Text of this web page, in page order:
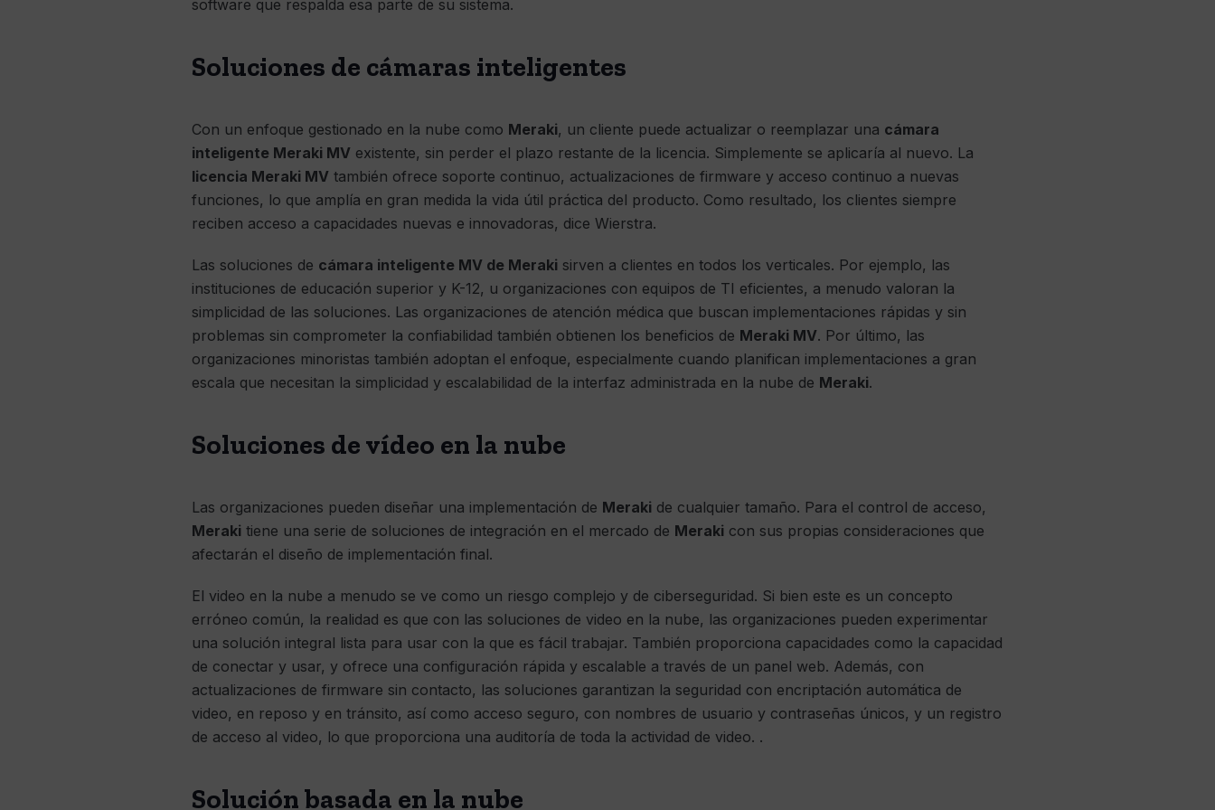
software que respalda esa parte de su sistema.
Soluciones de cámaras inteligentes
Con un enfoque gestionado en la nube como Meraki, un cliente puede actualizar o reemplazar una cámara
inteligente Meraki MV existente, sin perder el plazo restante de la licencia. Simplemente se aplicaría al nuevo. La
licencia Meraki MV también ofrece soporte continuo, actualizaciones de firmware y acceso continuo a nuevas
funciones, lo que amplía en gran medida la vida útil práctica del producto. Como resultado, los clientes siempre
reciben acceso a capacidades nuevas e innovadoras, dice Wierstra.
Las soluciones de cámara inteligente MV de Meraki sirven a clientes en todos los verticales. Por ejemplo, las
instituciones de educación superior y K-12, u organizaciones con equipos de TI eficientes, a menudo valoran la
simplicidad de las soluciones. Las organizaciones de atención médica que buscan implementaciones rápidas y sin
problemas sin comprometer la confiabilidad también obtienen los beneficios de Meraki MV. Por último, las
organizaciones minoristas también adoptan el enfoque, especialmente cuando planifican implementaciones a gran
escala que necesitan la simplicidad y escalabilidad de la interfaz administrada en la nube de Meraki.
Soluciones de vídeo en la nube
Las organizaciones pueden diseñar una implementación de Meraki de cualquier tamaño. Para el control de acceso,
Meraki tiene una serie de soluciones de integración en el mercado de Meraki con sus propias consideraciones que
afectarán el diseño de implementación final.
El video en la nube a menudo se ve como un riesgo complejo y de ciberseguridad. Si bien este es un concepto
erróneo común, la realidad es que con las soluciones de video en la nube, las organizaciones pueden experimentar
una solución integral lista para usar con la que es fácil trabajar. También proporciona capacidades como la capacidad
de conectar y usar, y ofrece una configuración rápida y escalable a través de un panel web. Además, con
actualizaciones de firmware sin contacto, las soluciones garantizan la seguridad con encriptación automática de
video, en reposo y en tránsito, así como acceso seguro, con nombres de usuario y contraseñas únicos, y un registro
de acceso al video, lo que proporciona una auditoría de toda la actividad de video. .
Solución basada en la nube